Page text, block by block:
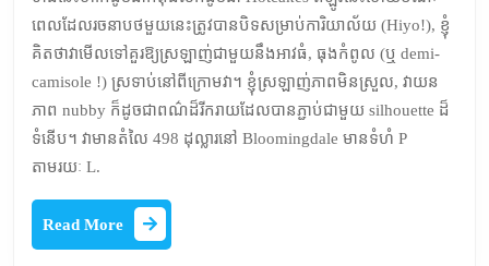
ថ្ងៃ
អង្គារ:
Beaded
ពេលដែលរចនាបថមួយនេះត្រូវបានបិទសម្រាប់ការិយាល័យ (Hiyo!), ខ្ញុំ
គិតថាវាមើលទៅគួរឱ្យស្រឡាញ់ជាមួយនឹងអាវធំ, ធុងកំពូល (ឬ demi-
camisole !) ស្រទាប់នៅពីក្រោមវា។ ខ្ញុំស្រឡាញ់ភាពមិនស្រួល, វាយន
ភាព nubby ក៏ដូចជាពណ៌ដ៏រីករាយដែលបានភ្ជាប់ជាមួយ silhouette ដ៏
ទំនើប។ វាមានតំលៃ 498 ដុល្លារនៅ Bloomingdale មានទំហំ P
តាមរយៈ L.
Read More
More